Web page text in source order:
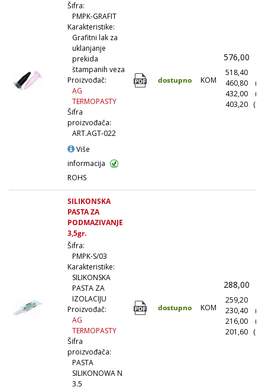
Šifra:
PMPK-GRAFIT
Karakteristike:
Grafitni lak za
uklanjanje
prekida
štampanih veza
Proizvođač:
AG
TERMOPASTY
Šifra
proizvođača:
ART.AGT-022
Više
informacija
ROHS
dostupno KOM
576,00
518,40
460,80
432,00
403,20
SILIKONSKA
PASTA ZA
PODMAZIVANJE
3,5gr.
Šifra:
PMPK-S/03
Karakteristike:
SILIKONSKA
PASTA ZA
IZOLACIJU
Proizvođač:
AG
TERMOPASTY
Šifra
proizvođača:
PASTA
SILIKONOWA N
3.5
dostupno KOM
288,00
259,20
230,40
216,00
201,60